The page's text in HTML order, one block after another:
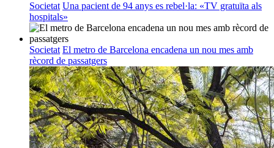
Societat Una pacient de 94 anys es rebel·la: «TV gratuïta als
hospitals»
Societat El metro de Barcelona encadena un nou mes amb
rècord de passatgers